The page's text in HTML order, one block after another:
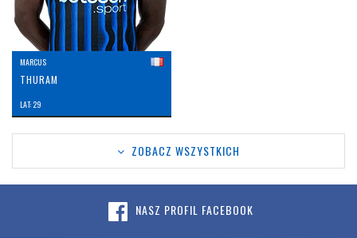
MARCUS
THURAM
LAT: 29
ZOBACZ WSZYSTKICH
NASZ PROFIL FACEBOOK